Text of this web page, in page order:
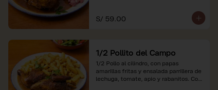
*Nuestros precios están expresados en
soles e incluyen impuestos de ley y
S/ 59.00
1/2 Pollito del Campo
1/2 Pollo al cilindro, con papas
amarillas fritas y ensalada parrillera de
lechuga, tomate, apio y rabanitos. Con